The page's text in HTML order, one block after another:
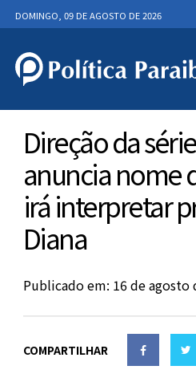
DOMINGO, 09 DE AGOSTO DE 2026
Direção da
anuncia nome
irá interpretar
Diana
Publicado em: 16 de agosto
COMPARTILHAR